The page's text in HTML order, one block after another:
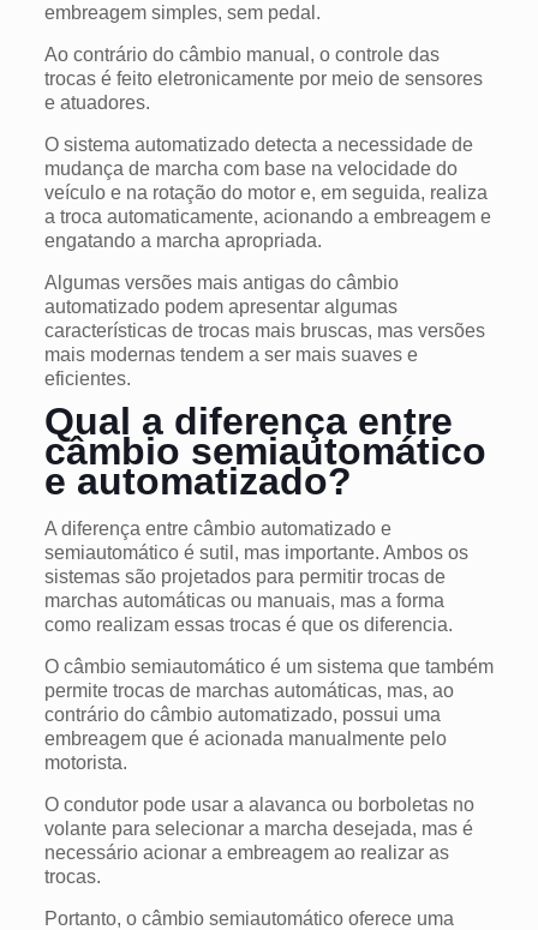
embreagem simples, sem pedal.
Ao contrário do câmbio manual, o controle das
trocas é feito eletronicamente por meio de sensores
e atuadores.
O sistema automatizado detecta a necessidade de
mudança de marcha com base na velocidade do
veículo e na rotação do motor e, em seguida, realiza
a troca automaticamente, acionando a embreagem e
engatando a marcha apropriada.
Algumas versões mais antigas do câmbio
automatizado podem apresentar algumas
características de trocas mais bruscas, mas versões
mais modernas tendem a ser mais suaves e
eficientes.
Qual a diferença entre
câmbio semiautomático
e automatizado?
A diferença entre câmbio automatizado e
semiautomático é sutil, mas importante. Ambos os
sistemas são projetados para permitir trocas de
marchas automáticas ou manuais, mas a forma
como realizam essas trocas é que os diferencia.
O câmbio semiautomático é um sistema que também
permite trocas de marchas automáticas, mas, ao
contrário do câmbio automatizado, possui uma
embreagem que é acionada manualmente pelo
motorista.
O condutor pode usar a alavanca ou borboletas no
volante para selecionar a marcha desejada, mas é
necessário acionar a embreagem ao realizar as
trocas.
Portanto, o câmbio semiautomático oferece uma